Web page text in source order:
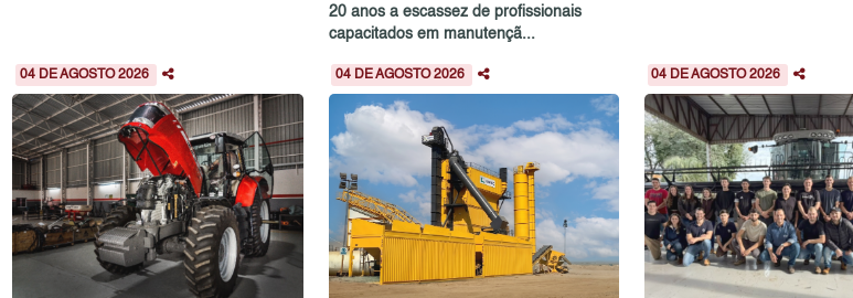
20 anos a escassez de profissionais
capacitados em manutençã...
04 DE AGOSTO 2026 04 DE AGOSTO 2026 04 DE AGOSTO 2026